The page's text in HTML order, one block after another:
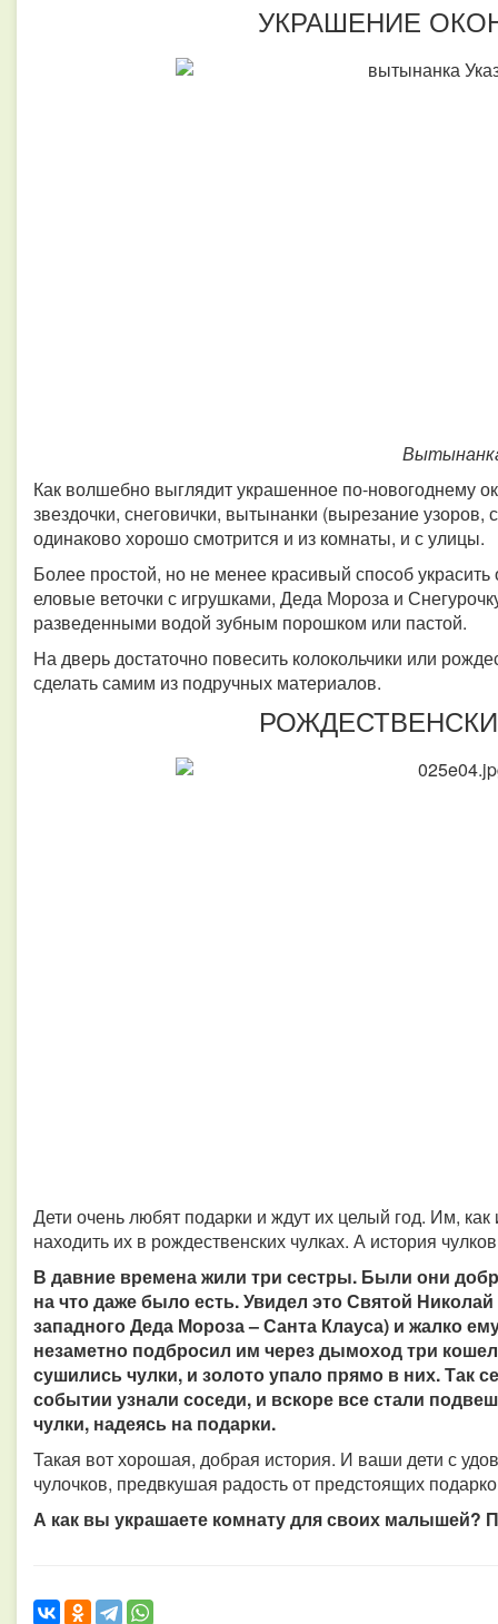
УКРАШЕНИЕ
Как волшебно выглядит украшенное по-новогоднему
звездочки, снеговички, вытынанки (вырезание узоров,
одинаково хорошо смотрится и из комнаты, и с улицы.
Более простой, но не менее красивый способ
еловые веточки с игрушками, Деда Мороза и
разведенными водой зубным порошком или пастой.
На дверь достаточно повесить колокольчики или
сделать самим из подручных материалов.
Дети очень любят подарки и ждут их целый год. Им,
находить их в рождественских чулках. А история
В давние времена жили три сестры. Были они
на что даже было есть. Увидел это Святой
западного Деда Мороза – Санта Клауса) и жалко
незаметно подбросил им через дымоход три
сушились чулки, и золото упало прямо в них. Так
событии узнали соседи, и вскоре все стали
чулки, надеясь на подарки.
Такая вот хорошая, добрая история. И ваши дети с
чулочков, предвкушая радость от предстоящих
А как вы украшаете комнату для своих малышей?